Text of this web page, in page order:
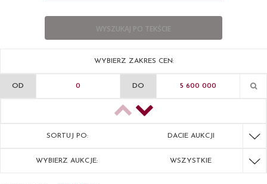
WYBIERZ ZAKRES CEN:
OD DO
SORTUJ PO: DACIE AUKCJI
WYBIERZ AUKCJE: WSZYSTKIE